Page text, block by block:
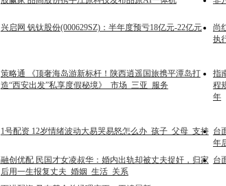
兴启网 钒钛股份(000629SZ)：半年度预亏18亿元-22亿元
尚
执
策略通 《顶奢海岛游新标杆！陕西逍遥国旅携平潭岛打
造“西安出发”私享度假秘境》_市场_三亚_服务
指
程
年
1号配资 12岁情绪波动大易哭易怒怎么办_孩子_父母_支持 台
年
融创优配 民国才女凌叔华：婚内出轨却被丈夫捉奸，归家
后用一生报复丈夫_婚姻_生活_关系
台